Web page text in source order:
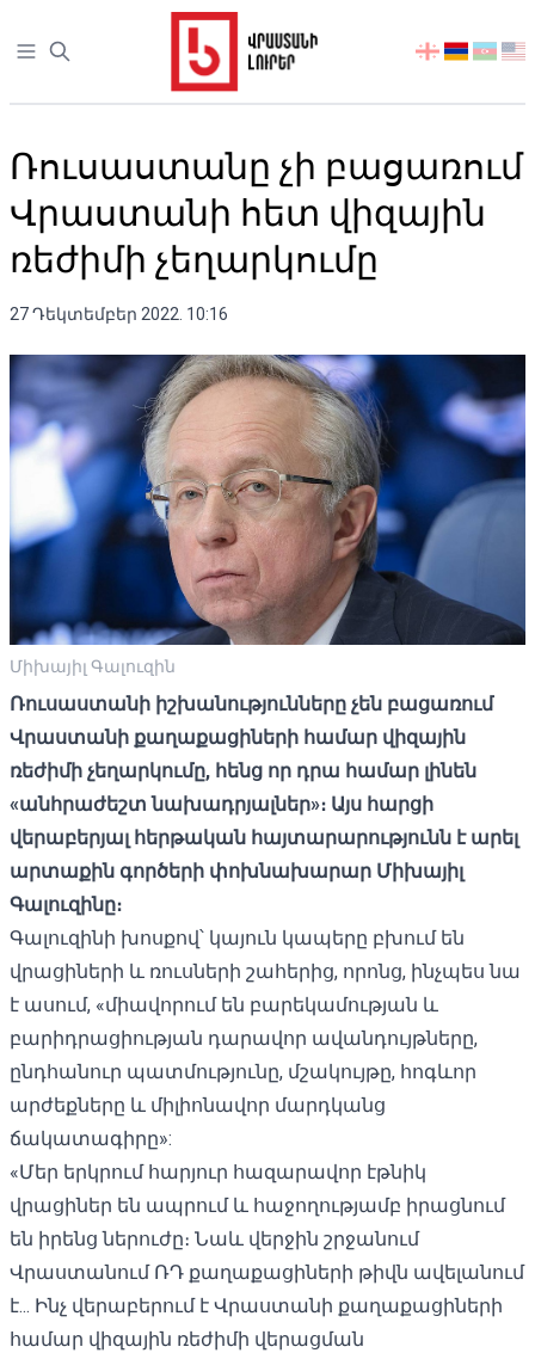
Open sidebar
აირჩიეთ
Ռուսաստանը չի բացառում
Վրաստանի հետ վիզային
ռեժիմի չեղարկումը
27 Դեկտեմբեր 2022. 10:16
Միխայիլ Գալուզին
Ռուսաստանի իշխանությունները չեն բացառում
Վրաստանի քաղաքացիների համար վիզային
ռեժիմի չեղարկումը, հենց որ դրա համար լինեն
«անհրաժեշտնախադրյալներ»։ Այս հարցի
վերաբերյալ հերթական հայտարարությունն է արել
արտաքին գործերի փոխնախարար Միխայիլ
Գալուզինը։
Գալուզինի խոսքով՝ կայուն կապերը բխում են
վրացիների և ռուսների շահերից, որոնց, ինչպես նա
է ասում, «միավորում են բարեկամության և
բարիդրացիության դարավոր ավանդույթները,
ընդհանուր պատմությունը, մշակույթը, հոգևոր
արժեքները և միլիոնավոր մարդկանց
ճակատագիրը»:
«Մեր երկրում հարյուր հազարավոր էթնիկ
վրացիներ են ապրում և հաջողությամբ իրացնում
են իրենց ներուժը։ Նաև վերջին շրջանում
Վրաստանում ՌԴ քաղաքացիների թիվն ավելանում
է... Ինչ վերաբերում է Վրաստանի քաղաքացիների
համար վիզային ռեժիմի վերացման